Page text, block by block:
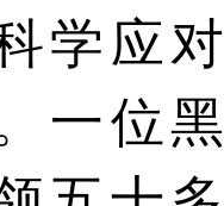
学应对
一位黑